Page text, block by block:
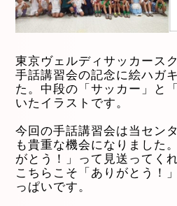
東京ヴェルディサッカース
手話講習会の記念に絵ハガ
た。中段の「サッカー」と
いたイラストです。
今回の手話講習会は当セン
も貴重な機会になりました
がとう！」って見送ってく
こちらこそ「ありがとう！
っぱいです。